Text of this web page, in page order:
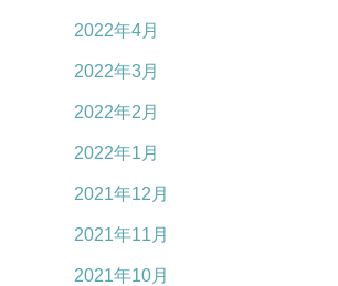
2022年4月
2022年3月
2022年2月
2022年1月
2021年12月
2021年11月
2021年10月